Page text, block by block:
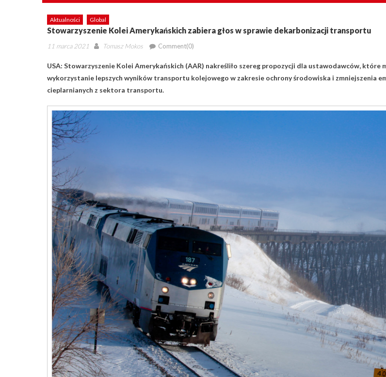
Aktualności Global
Stowarzyszenie Kolei Amerykańskich zabiera głos w sprawie dekarbonizacji transportu
Posted
11 marca 2021 Author
Tomasz Mokos Comment(0)
USA: Stowarzyszenie Kolei Amerykańskich (AAR) nakreśliło szereg propozycji dla ustawodawców, które
wykorzystanie lepszych wyników transportu kolejowego w zakresie ochrony środowiska i zmniejszenia
cieplarnianych z sektora transportu.